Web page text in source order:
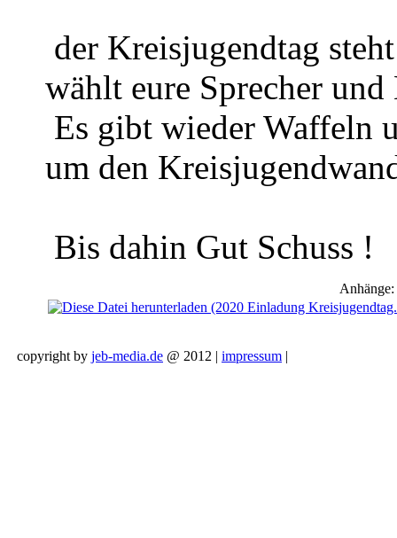
der Kreisjugendtag
wählt eure Sprecher
Es gibt wieder Waffeln
um den
Bis dahin Gut Schuss !
Anhänge:
copyright by jeb-media.de @ 2012 | impressum |